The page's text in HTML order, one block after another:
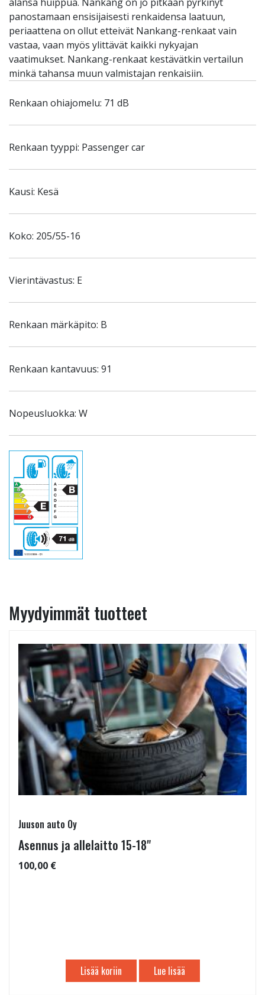
panostamaan ensisijaisesti renkaidensa laatuun,
periaattena on ollut etteivät Nankang-renkaat vain
vastaa, vaan myös ylittävät kaikki nykyajan
vaatimukset. Nankang-renkaat kestävätkin vertailun
minkä tahansa muun valmistajan renkaisiin.
Renkaan ohiajomelu: 71 dB
Renkaan tyyppi: Passenger car
Kausi: Kesä
Koko: 205/55-16
Vierintävastus: E
Renkaan märkäpito: B
Renkaan kantavuus: 91
Nopeusluokka: W
Myydyimmät tuotteet
Juuson auto Oy
Asennus ja allelaitto 15-18"
100,00 €
Lisää koriin Lue lisää